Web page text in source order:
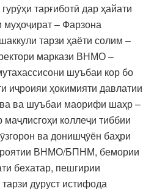
тарғиботӣ дар ҳайати
– Фарзона
тарзи ҳаёти солим –
маркази ВНМО –
шуъбаи кор бо
иҷроияи ҳокимияти давлатии
ва шуъбаи маорифи шаҳр –
коллеҷи тиббии
ва донишҷӯён баҳри
ВНМО/БПНМ, бемории
бехатар, пешгирии
дуруст истифода